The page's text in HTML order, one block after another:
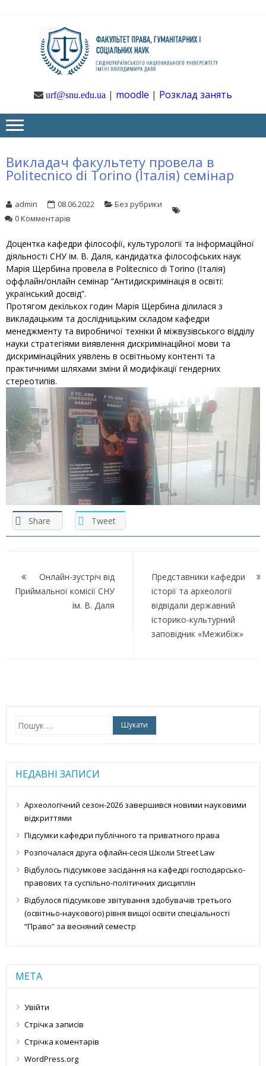
navigation
І
urf@snu.edu.ua | moodle | Розклад занять
Викладач факультету провела в
Politecnico di Torino (Італія) семінар
admin 08.06.2022
Без рубрики
0 Комментарів
Доцентка кафедри філософії, культурології та інформаційної
діяльності СНУ ім. В. Даля, кандидатка філософських наук
Марія Щербина провела в Politecnico di Torino (Італія)
оффлайн/онлайн семінар “Антидискримінація в освіті:
український досвід”.
Протягом декількох годин Марія Щербина ділилася з
викладацьким та дослідницьким складом кафедри
менеджменту та виробничої техніки й міжвузівського відділу
науки стратегіями виявлення дискримінаційної мови та
дискримінаційних уявлень в освітньому контенті та
практичними шляхами зміни й модифікації гендерних
стереотипів.
Share Tweet
записів
Онлайн-зустріч від
Приймальної комісії СНУ
ім. В. Даля
Представники кафедри
історії та археології
відвідали державний
історико-культурний
заповідник «Межибіж»
Пошук:
НЕДАВНІ ЗАПИСИ
Археологічний сезон-2026 завершився новими науковими
відкриттями
Підсумки кафедри публічного та приватного права
Розпочалася друга офлайн-сесія Школи Street Law
Відбулось підсумкове засідання на кафедрі господарсько-
правових та суспільно-політичних дисциплін
Відбулося підсумкове звітування здобувачів третього
(освітньо-наукового) рівня вищої освіти спеціальності
“Право” за весняний семестр
МЕТА
Увійти
Стрічка записів
Стрічка коментарів
WordPress.org